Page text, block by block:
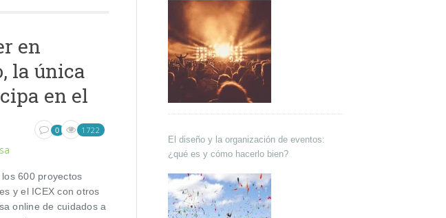
en
la única
en el
0 1722
600 proyectos
y el ICEX con otros
online de cuidados a
El diseño y la organización de eventos:
¿qué es y cómo hacerlo bien?